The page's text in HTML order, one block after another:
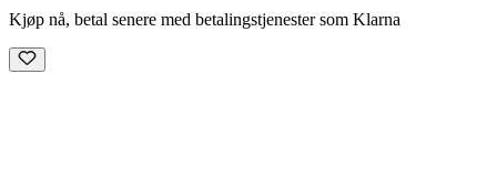
Kjøp nå, betal senere med betalingstjenester som Klarna